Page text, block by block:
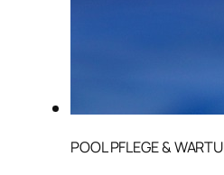
POOL PFLEGE &